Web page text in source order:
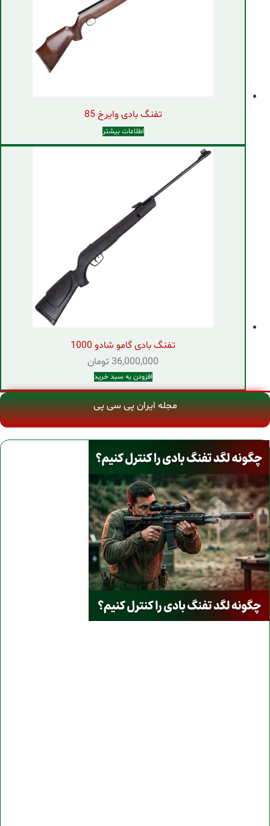
تفنگ بادی وایرخ 85
اطلاعات بیشتر
تفنگ بادی گامو شادو 1000
36,000,000 تومان
افزودن به سبد خرید
مجله ایران پی سی پی